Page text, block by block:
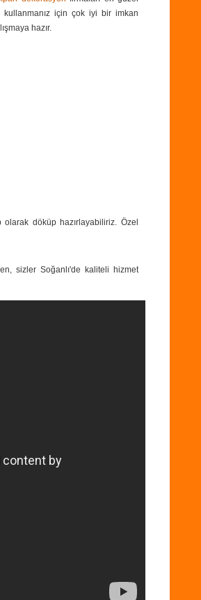
kullanmanız için çok iyi bir imkan
hazır.
olarak döküp hazırlayabiliriz. Özel
sizler Soğanlı'de kaliteli hizmet